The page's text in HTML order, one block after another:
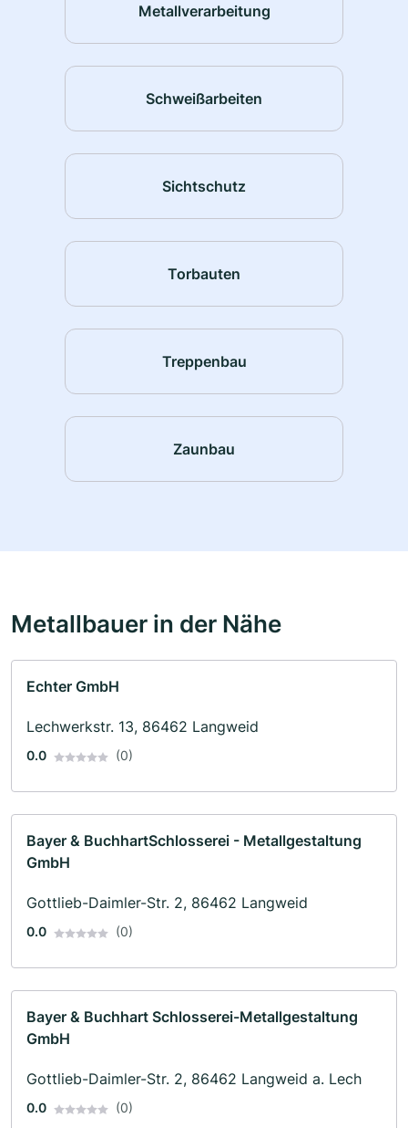
Metallverarbeitung
Schweißarbeiten
Sichtschutz
Torbauten
Treppenbau
Zaunbau
Metallbauer in der Nähe
Echter GmbH
Lechwerkstr. 13, 86462 Langweid
0.0 (0)
Bayer & BuchhartSchlosserei - Metallgestaltung
GmbH
Gottlieb-Daimler-Str. 2, 86462 Langweid
0.0 (0)
Bayer & Buchhart Schlosserei-Metallgestaltung
GmbH
Gottlieb-Daimler-Str. 2, 86462 Langweid a. Lech
0.0 (0)